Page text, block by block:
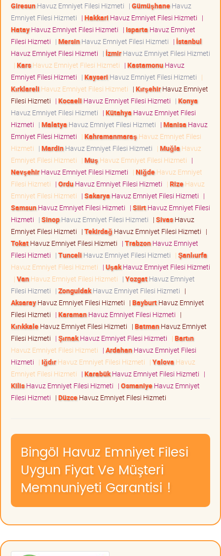
GiresunHavuz Emniyet Filesi Hizmeti | GümüşhaneHavuz
Emniyet Filesi Hizmeti | Hakkari Havuz Emniyet Filesi Hizmeti |
HatayHavuz Emniyet Filesi Hizmeti | Isparta Havuz Emniyet
Filesi Hizmeti | MersinHavuz Emniyet Filesi Hizmeti | İstanbul
Havuz Emniyet Filesi Hizmeti | İzmirHavuz Emniyet Filesi Hizmeti
| KarsHavuz Emniyet Filesi Hizmeti | KastamonuHavuz
Emniyet Filesi Hizmeti | Kayseri Havuz Emniyet Filesi Hizmeti |
Kırklareli Havuz Emniyet Filesi Hizmeti | KırşehirHavuz Emniyet
Filesi Hizmeti | Kocaeli Havuz Emniyet Filesi Hizmeti | Konya
Havuz Emniyet Filesi Hizmeti | Kütahya Havuz Emniyet Filesi
Hizmeti | Malatya Havuz Emniyet Filesi Hizmeti | Manisa Havuz
Emniyet Filesi Hizmeti | Kahramanmaraş Havuz Emniyet Filesi
Hizmeti | MardinHavuz Emniyet Filesi Hizmeti | Muğla Havuz
Emniyet Filesi Hizmeti | Muş Havuz Emniyet Filesi Hizmeti |
NevşehirHavuz Emniyet Filesi Hizmeti | NiğdeHavuz Emniyet
Filesi Hizmeti | OrduHavuz Emniyet Filesi Hizmeti | RizeHavuz
Emniyet Filesi Hizmeti | Sakarya Havuz Emniyet Filesi Hizmeti |
SamsunHavuz Emniyet Filesi Hizmeti | SiirtHavuz Emniyet Filesi
Hizmeti | SinopHavuz Emniyet Filesi Hizmeti | SivasHavuz
Emniyet Filesi Hizmeti | Tekirdağ Havuz Emniyet Filesi Hizmeti |
TokatHavuz Emniyet Filesi Hizmeti | TrabzonHavuz Emniyet
Filesi Hizmeti | Tunceli Havuz Emniyet Filesi Hizmeti | Şanlıurfa
Havuz Emniyet Filesi Hizmeti | UşakHavuz Emniyet Filesi Hizmeti
| VanHavuz Emniyet Filesi Hizmeti | YozgatHavuz Emniyet
Filesi Hizmeti | ZonguldakHavuz Emniyet Filesi Hizmeti |
AksarayHavuz Emniyet Filesi Hizmeti | BayburtHavuz Emniyet
Filesi Hizmeti | KaramanHavuz Emniyet Filesi Hizmeti |
KırıkkaleHavuz Emniyet Filesi Hizmeti | BatmanHavuz Emniyet
Filesi Hizmeti | ŞırnakHavuz Emniyet Filesi Hizmeti | Bartın
Havuz Emniyet Filesi Hizmeti | ArdahanHavuz Emniyet Filesi
Hizmeti | IğdırHavuz Emniyet Filesi Hizmeti | Yalova Havuz
Emniyet Filesi Hizmeti | KarabükHavuz Emniyet Filesi Hizmeti |
KilisHavuz Emniyet Filesi Hizmeti | OsmaniyeHavuz Emniyet
Filesi Hizmeti | DüzceHavuz Emniyet Filesi Hizmeti
Bingöl Havuz Emniyet Filesi
Uygun Fiyat Ve Müşteri
Memnuniyeti Garantisi !